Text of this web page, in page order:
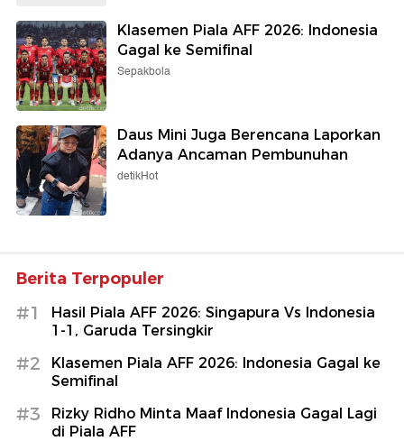
Klasemen Piala AFF 2026: Indonesia
Gagal ke Semifinal
Sepakbola
Daus Mini Juga Berencana Laporkan
Adanya Ancaman Pembunuhan
detikHot
Berita Terpopuler
#1
Hasil Piala AFF 2026: Singapura Vs Indonesia
1-1, Garuda Tersingkir
#2
Klasemen Piala AFF 2026: Indonesia Gagal ke
Semifinal
#3
Rizky Ridho Minta Maaf Indonesia Gagal Lagi
di Piala AFF